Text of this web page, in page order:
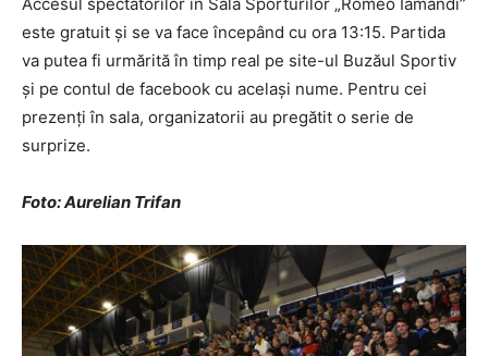
este gratuit şi se va face începând cu ora 13:15. Partida
va putea fi urmărită în timp real pe site-ul Buzăul Sportiv
şi pe contul de facebook cu acelaşi nume. Pentru cei
prezenţi în sala, organizatorii au pregătit o serie de
surprize.
Foto: Aurelian Trifan